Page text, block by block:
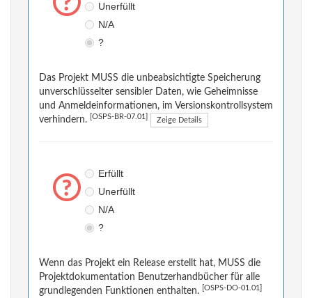
Unerfüllt
N/A
?
Das Projekt MUSS die unbeabsichtigte Speicherung
unverschlüsselter sensibler Daten, wie Geheimnisse
und Anmeldeinformationen, im Versionskontrollsystem
verhindern.
[OSPS-BR-07.01] Zeige Details
Erfüllt
Unerfüllt
N/A
?
Wenn das Projekt ein Release erstellt hat, MUSS die
Projektdokumentation Benutzerhandbücher für alle
grundlegenden Funktionen enthalten.
[OSPS-DO-01.01]